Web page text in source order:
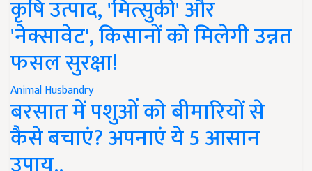
कृषि उत्पाद, 'मित्सुकी' और
'नेक्सावेट', किसानों को मिलेगी उन्नत
फसल सुरक्षा!
Animal Husbandry
बरसात में पशुओं को बीमारियों से
कैसे बचाएं? अपनाएं ये 5 आसान